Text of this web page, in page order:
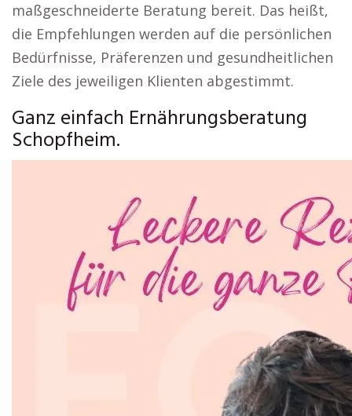
maßgeschneiderte Beratung bereit. Das heißt,
die Empfehlungen werden auf die persönlichen
Bedürfnisse, Präferenzen und gesundheitlichen
Ziele des jeweiligen Klienten abgestimmt.
Ganz einfach Ernährungsberatung
Schopfheim.